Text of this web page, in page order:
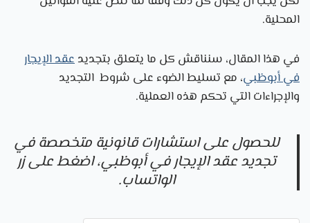
المحلية.
في هذا المقال، سنناقش كل ما يتعلق بتجديدعقد الإيجار
في أبوظبي، مع تسليط الضوء على شروط التجديد
والإجراءات التي تحكم هذه العملية.
للحصول على استشارات قانونية متخصصة في
تجديد عقد الإيجار في أبوظبي، اضغط على زر
الواتساب.